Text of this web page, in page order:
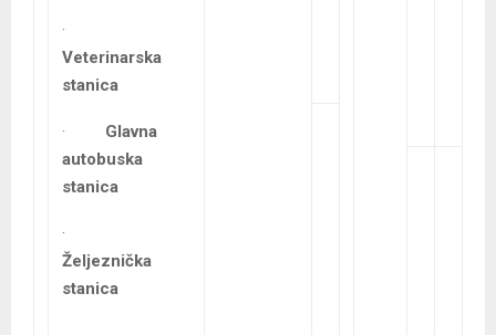
·
Veterinarska
stanica
· Glavna
autobuska
stanica
·
Željeznička
stanica